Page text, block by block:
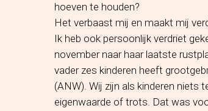
hoeven te houden?
Het verbaast mij en maakt mij
Ik heb ook persoonlijk verdriet
november naar haar laatste
vader zes kinderen heeft
(ANW). Wij zijn als kinderen
eigenwaarde of trots. Dat was